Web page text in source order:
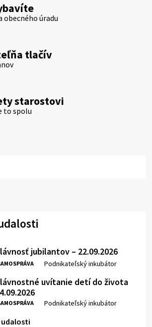
obecného úradu
tlačív
starostovi
to spolu
jubilantov – 22.09.2026
Miesto:
Podnikateľský inkubátor
uvítanie detí do života
Miesto:
Podnikateľský inkubátor
udalosti